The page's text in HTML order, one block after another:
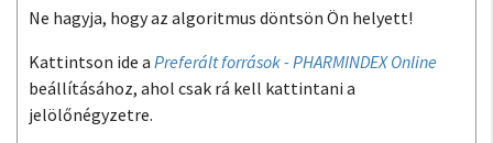
Ne hagyja, hogy az algoritmus döntsön Ön helyett!
Kattintson ide a Preferált források - PHARMINDEX Online
beállításához, ahol csak rá kell kattintani a
jelölőnégyzetre.